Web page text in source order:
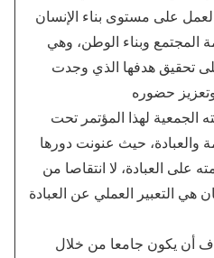
العمل على مستوى بناء الإنسان
وبناء الوطن، وهي
تحقيق هدفها الذي وجدت
الجمعية لهذا المؤتمر تحت
والعبادة، حيث عنونت دورها
على العبادة، لا انتقاصا من
أن يكون جامعا من خلال